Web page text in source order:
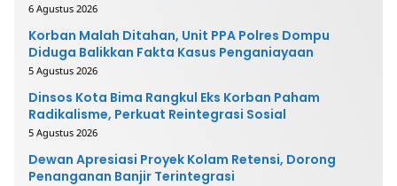
6 Agustus 2026
Korban Malah Ditahan, Unit PPA Polres Dompu
Diduga Balikkan Fakta Kasus Penganiayaan
5 Agustus 2026
Dinsos Kota Bima Rangkul Eks Korban Paham
Radikalisme, Perkuat Reintegrasi Sosial
5 Agustus 2026
Dewan Apresiasi Proyek Kolam Retensi, Dorong
Penanganan Banjir Terintegrasi